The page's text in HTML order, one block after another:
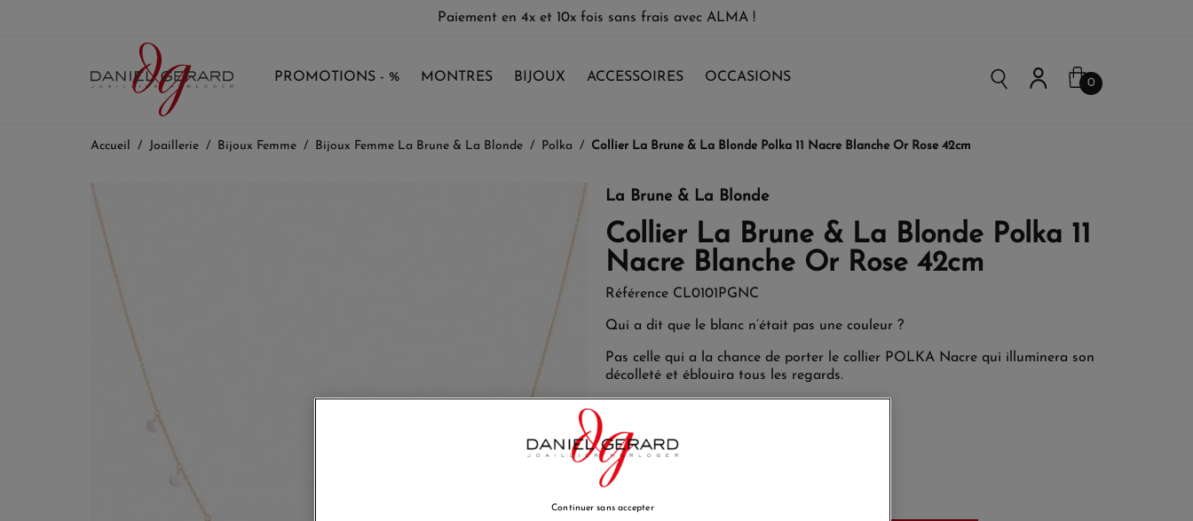
Paiement en 4x et 10x fois sans frais avec ALMA !
PROMOTIONS - % MONTRES BIJOUX ACCESSOIRES OCCASIONS 0
Accueil Joaillerie Bijoux Femme Bijoux Femme La Brune & La Blonde Polka Collier La Brune & La Blonde Polka 11 Nacre Blanche Or Rose 42cm
La Brune & La Blonde
Collier La Brune & La Blonde Polka 11
Nacre Blanche Or Rose 42cm
Référence CL0101PGNC
Qui a dit que le blanc n’était pas une couleur ?
Pas celle qui a la chance de porter le collier POLKA Nacre qui illuminera son
décolleté et éblouira tous les regards.
EN SAVOIR PLUS
920,00 €
Continuer sans accepter